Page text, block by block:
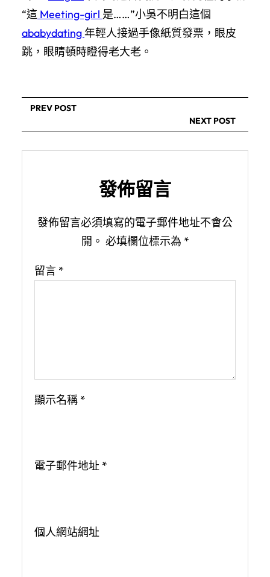
“這 Meeting-girl 是……”小吳不明白這個
ababydating年輕人接過手像紙質發票，眼皮
跳，眼睛頓時瞪得老大老。
PREV POST
NEXT POST
發佈留言
發佈留言必須填寫的電子郵件地址不會公
開。 必填欄位標示為 *
留言 *
顯示名稱 *
電子郵件地址 *
個人網站網址